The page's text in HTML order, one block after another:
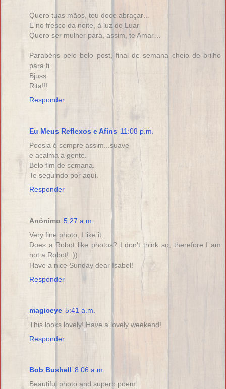
Quero tuas mãos, teu doce abraçar…
E no fresco da noite, à luz do Luar
Quero ser mulher para, assim, te Amar…
Parabéns pelo belo post, final de semana cheio de brilho
para ti
Bjuss
Rita!!!
Responder
Eu Meus Reflexos e Afins 11:08 p.m.
Poesia é sempre assim...suave
e acalma a gente.
Belo fim de semana.
Te seguindo por aqui.
Responder
Anónimo 5:27 a.m.
Very fine photo, I like it.
Does a Robot like photos? I don't think so, therefore I am
not a Robot! :))
Have a nice Sunday dear Isabel!
Responder
magiceye 5:41 a.m.
This looks lovely! Have a lovely weekend!
Responder
Bob Bushell 8:06 a.m.
Beautiful photo and superb poem.